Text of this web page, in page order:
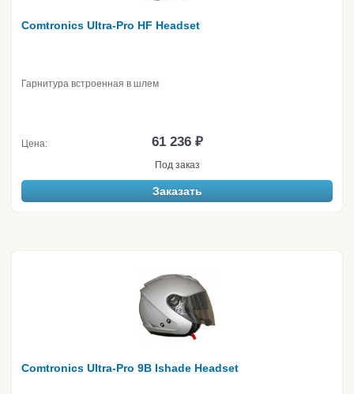
Comtronics Ultra-Pro HF Headset
Гарнитура встроенная в шлем
Цена: 61 236 ₽
Под заказ
Заказать
Comtronics Ultra-Pro 9B Ishade Headset